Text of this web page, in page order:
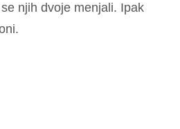
njih dvoje menjali. Ipak